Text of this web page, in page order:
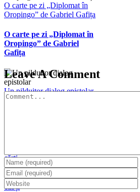
O carte pe zi „Diplomat în
Oropingo” de Gabriel Gafița
O carte pe zi „Diplomat în
Oropingo” de Gabriel
Gafița
Un pilduitor dialog epistolar
cărți
Un pumn de cuie și de restul
cărți
Leave A Comment
Comment